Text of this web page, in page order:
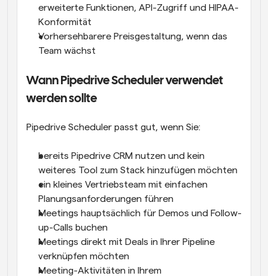
erweiterte Funktionen, API-Zugriff und HIPAA-
Konformität
Vorhersehbarere Preisgestaltung, wenn das
Team wächst
Wann Pipedrive Scheduler verwendet
werden sollte
Pipedrive Scheduler passt gut, wenn Sie:
bereits Pipedrive CRM nutzen und kein
weiteres Tool zum Stack hinzufügen möchten
ein kleines Vertriebsteam mit einfachen
Planungsanforderungen führen
Meetings hauptsächlich für Demos und Follow-
up-Calls buchen
Meetings direkt mit Deals in Ihrer Pipeline
verknüpfen möchten
Meeting-Aktivitäten in Ihrem